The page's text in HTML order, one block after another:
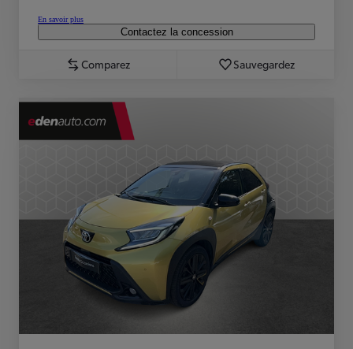
En savoir plus
Contactez la concession
Comparez Sauvegardez